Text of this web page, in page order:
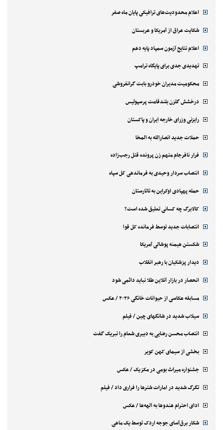
اعلام محدودیت‌های ترافیکی پایان ماه صفر
شکایت عراق از آمریکا و عربستان
اعلام نتایج آزمون سمپاد پایه دهم
تهدیدی جدی برای پایگاه ترامپ
محکومیت مدیران خودرو بابت گرانفروشی
درخشش گلزن بلندقامت پرسپولیس
رایزنی وزرای خارجه ایران و پاکستان
حملات جدید انصارالله به المخا
فرار نافرجام متهم زن پرونده قتل رجب‌زاده
انتصاب سردار وحیدی به فرماندهی کل سپاه
حمله پهپادی اوکراین به تاتارستان
کالابرگ چه کسانی تعلیق شده است؟
انتصابات جدید توسط فرمانده کل قوا
شکستن هیمنه پوشالی آمریکا
دیدار پزشکیان با رهبر انقلاب
انحصار در بازار آنلاین طلا نباید دائمی شود
مسابقه عکاسی از حیوانات خانگی ۲۰۲۶ / عکس
سیلاب شدید در شانگهای چین / فیلم
انتصاب محسن رضایی به دبیری شعام را تبریک گفت
بخشی از سیمای کهن کویر
جشنواره میراث بومی در مکزیک / عکس
تگرگ شدید در امارات شترها را فراری داد / فیلم
ادای احترام هندوها به الهه‌ها / عکس
شکار برق‌آسای جوجه اردک توسط یک ماهی